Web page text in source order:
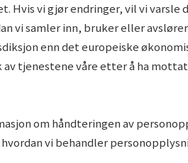
vi gjør endringer, vil vi varsle
vi samler inn, bruker eller
enn det europeiske
tjenestene våre etter å ha
om håndteringen av
vi behandler